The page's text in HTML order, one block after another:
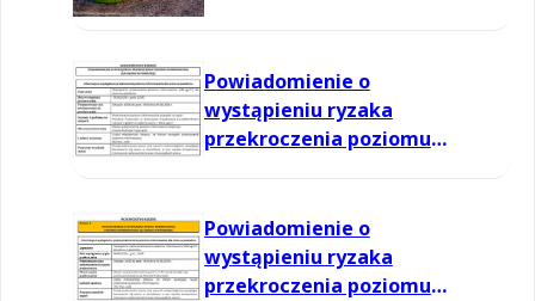
Powiadomienie o
wystąpieniu ryzaka
przekroczenia poziomu
Powiadomienie o
wystąpieniu ryzaka
przekroczenia poziomu